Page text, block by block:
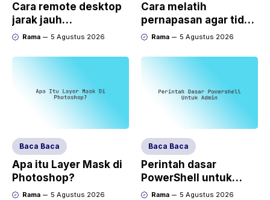
Cara remote desktop
jarak jauh
(TeamViewer/AnyDes
Rama 5 Agustus 2026
Cara melatih
pernapasan agar tidak
cepat lelah
Rama 5 Agustus 2026
Baca Baca
Apa itu Layer Mask di
Photoshop?
Rama 5 Agustus 2026
Baca Baca
Perintah dasar
PowerShell untuk
admin
Rama 5 Agustus 2026